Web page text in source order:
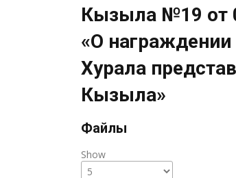
Кызыла №19 от
«О
Хурала
Кызыла»
Файлы
Show